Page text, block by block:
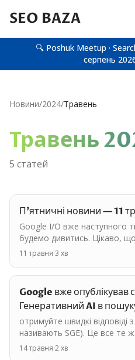
SEO BAZA
🔍 Poshuk Meetup ·
серпень
Новини/2024/Травень
Травень
5 статей
П'ятничні новини — 11
Google I/O вже наступного
будемо дивитись. Цікаво,
темам буквально тиждень
ключових…
11 травня·3 хв
Google вже
Генеративний AI в
шукати за…
отримуйте швидкі
називають SGE). Це все те
минулого року. Danny
14 травня·2хв